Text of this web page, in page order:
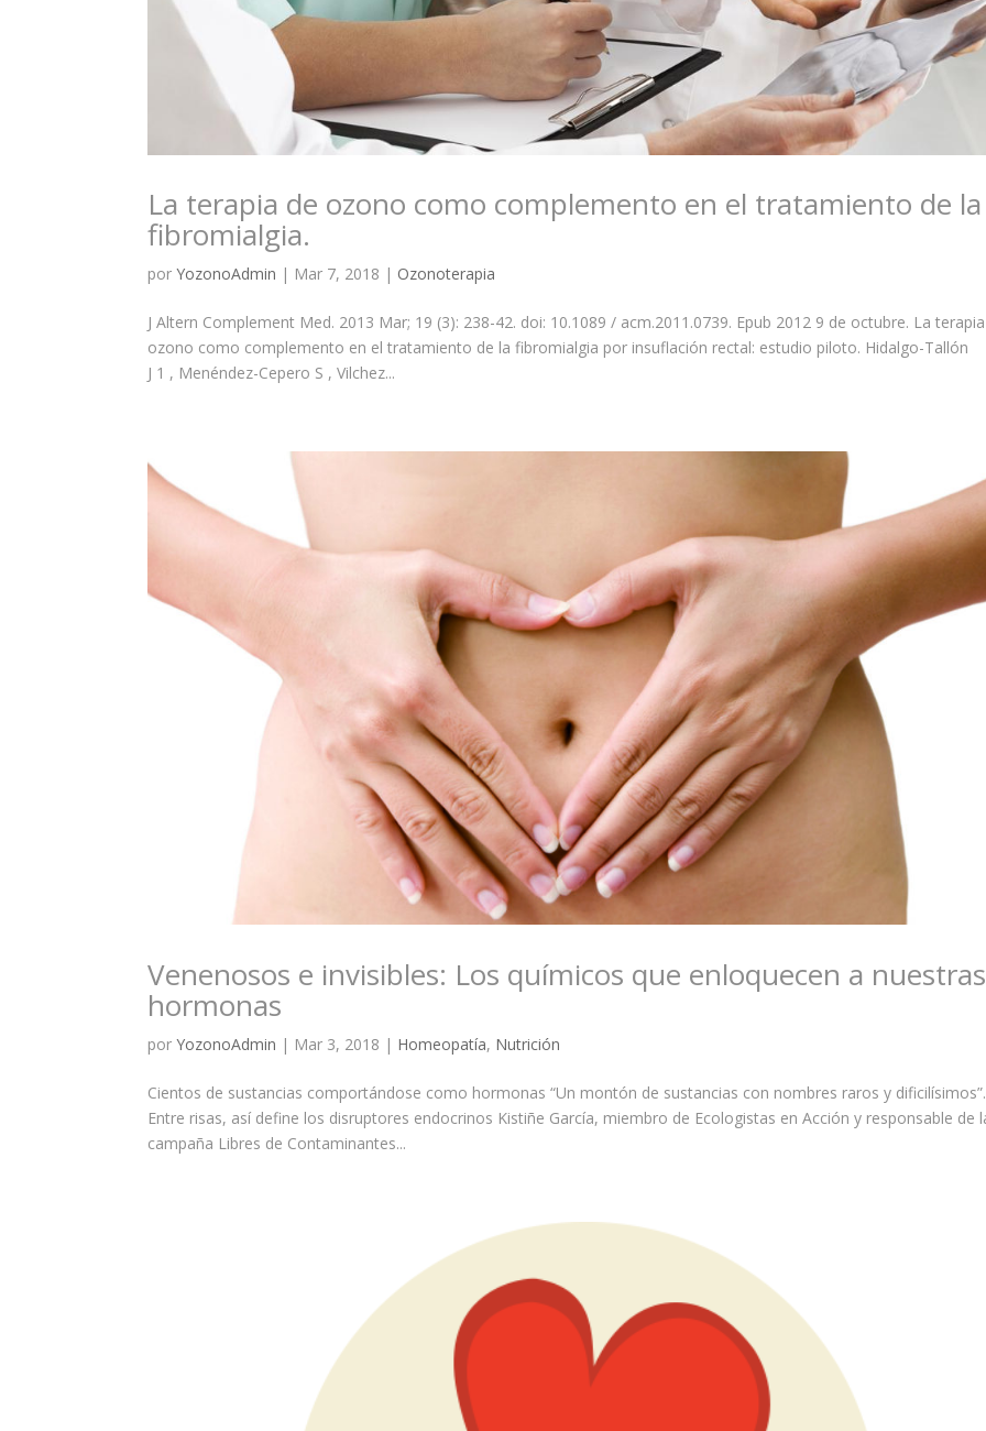
La terapia de ozono como complemento en el tratamiento de la
fibromialgia.
porYozonoAdmin | Mar 7, 2018 | Ozonoterapia
J Altern Complement Med. 2013 Mar; 19 (3): 238-42. doi: 10.1089 / acm.2011.0739. Epub 2012 9 de octubre. La
ozono como complemento en el tratamiento de la fibromialgia por insuflación rectal: estudio piloto. Hidalgo-Tallón
J 1 , Menéndez-Cepero S , Vilchez...
Venenosos e invisibles: Los químicos que enloquecen a nuestras
hormonas
porYozonoAdmin | Mar 3, 2018 | Homeopatía, Nutrición
Cientos de sustancias comportándose como hormonas “Un montón de sustancias con nombres raros y dificilísimos”.
Entre risas, así define los disruptores endocrinos Kistiñe García, miembro de Ecologistas en Acción y responsable de
campaña Libres de Contaminantes...